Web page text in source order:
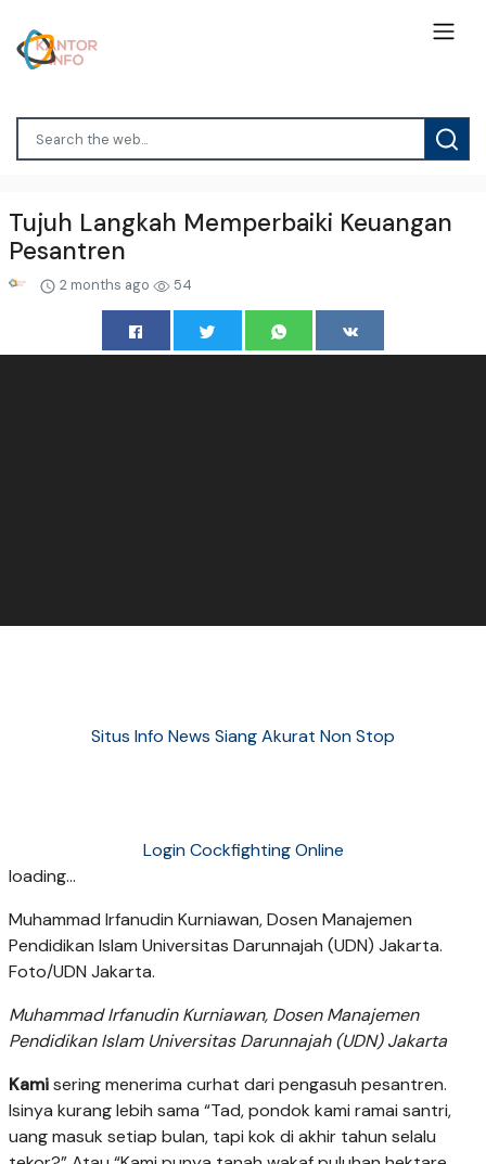
Tujuh Langkah Memperbaiki Keuangan
Pesantren
2 months ago 54
Situs Info News Siang Akurat Non Stop
Login Cockfighting Online
loading...
Muhammad Irfanudin Kurniawan, Dosen Manajemen
Pendidikan Islam Universitas Darunnajah (UDN) Jakarta.
Foto/UDN Jakarta.
Muhammad Irfanudin Kurniawan, Dosen Manajemen
Pendidikan Islam Universitas Darunnajah (UDN) Jakarta
Kamisering menerima curhat dari pengasuh pesantren.
Isinya kurang lebih sama “Tad, pondok kami ramai santri,
uang masuk setiap bulan, tapi kok di akhir tahun selalu